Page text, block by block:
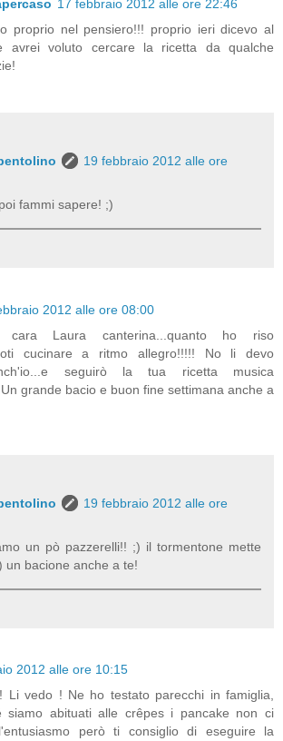
17 febbraio 2012 alle ore 22:46
proprio nel pensiero!!! proprio ieri dicevo al
avrei voluto cercare la ricetta da qualche
19 febbraio 2012 alle ore
fammi sapere! ;)
2012 alle ore 08:00
cara Laura canterina...quanto ho riso
cucinare a ritmo allegro!!!!! No li devo
seguirò la tua ricetta musica
grande bacio e buon fine settimana anche a
19 febbraio 2012 alle ore
un pò pazzerelli!! ;) il tormentone mette
un bacione anche a te!
2012 alle ore 10:15
Li vedo ! Ne ho testato parecchi in famiglia,
siamo abituati alle crêpes i pancake non ci
però ti consiglio di eseguire la